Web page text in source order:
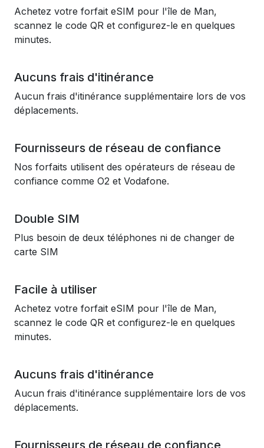
Achetez votre forfait eSIM pour l'île de Man,
scannez le code QR et configurez-le en quelques
minutes.
Aucuns frais d'itinérance
Aucun frais d'itinérance supplémentaire lors de vos
déplacements.
Fournisseurs de réseau de confiance
Nos forfaits utilisent des opérateurs de réseau de
confiance comme O2 et Vodafone.
Double SIM
Plus besoin de deux téléphones ni de changer de
carte SIM
Facile à utiliser
Achetez votre forfait eSIM pour l'île de Man,
scannez le code QR et configurez-le en quelques
minutes.
Aucuns frais d'itinérance
Aucun frais d'itinérance supplémentaire lors de vos
déplacements.
Fournisseurs de réseau de confiance